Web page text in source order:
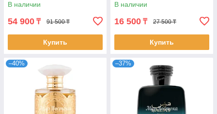
В наличии
54 900 ₸ 91 500 ₸
Купить
В наличии
16 500 ₸ 27 500 ₸
Купить
–40% –37%